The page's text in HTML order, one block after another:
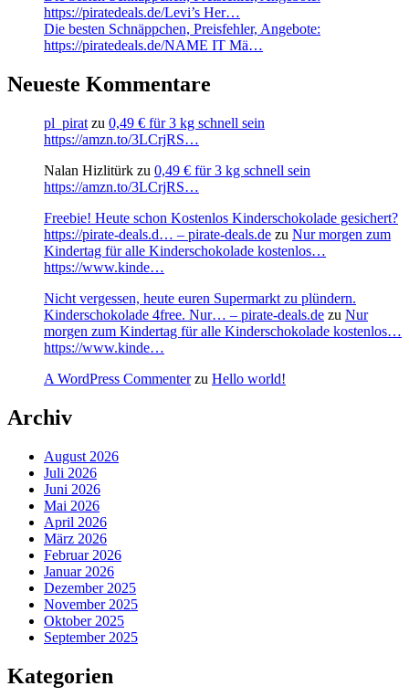
https://piratedeals.de/Levi’s Her…
Die besten Schnäppchen, Preisfehler, Angebote:
https://piratedeals.de/NAME IT Mä…
Neueste Kommentare
pl_pirat zu 0,49 € für 3 kg schnell sein
https://amzn.to/3LCrjRS…
Nalan Hizlitürk zu 0,49 € für 3 kg schnell sein
https://amzn.to/3LCrjRS…
Freebie! Heute schon Kostenlos Kinderschokolade gesichert?
https://pirate-deals.d… – pirate-deals.de zu Nur morgen zum
Kindertag für alle Kinderschokolade kostenlos…
https://www.kinde…
Nicht vergessen, heute euren Supermarkt zu plündern.
Kinderschokolade 4free. Nur… – pirate-deals.de zu Nur
morgen zum Kindertag für alle Kinderschokolade kostenlos…
https://www.kinde…
A WordPress Commenterzu Hello world!
Archiv
August 2026
Juli 2026
Juni 2026
Mai 2026
April 2026
März 2026
Februar 2026
Januar 2026
Dezember 2025
November 2025
Oktober 2025
September 2025
Kategorien